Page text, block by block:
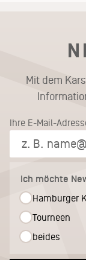
Mit dem
Ihre E-Mail-
Ich möchte
Hamburger
Tourneen
beides